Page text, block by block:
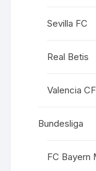
Sevilla FC
Real Betis
Valencia CF
Bundesliga
FC Bayern